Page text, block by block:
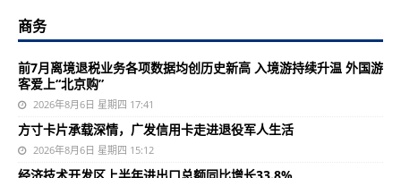
商务
前7月离境退税业务各项数据均创历史新高 入境游持续升温 外国游
客爱上“北京购”
2026年8月6日 星期四 17:41
方寸卡片承载深情，广发信用卡走进退役军人生活
2026年8月6日 星期四 15:12